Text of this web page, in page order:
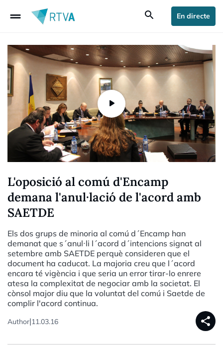
drag_handle search En directe
L'oposició al comú d'Encamp
demana l'anul·lació de l'acord amb
SAETDE
Els dos grups de minoria al comú d´Encamp han
demanat que s´anul·li l´acord d´intencions signat al
setembre amb SAETDE perquè consideren que el
document ha caducat. La majoria creu que l´acord
encara té vigència i que seria un error tirar-lo enrere
atesa la complexitat de negociar amb la societat. El
cònsol major diu que la voluntat del comú i Saetde de
complir l'acord continua.
Author|11.03.16 share